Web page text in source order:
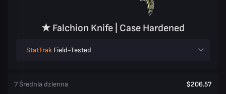
★ Falchion Knife | Case Hardened
StatTrak Field-Tested
7 Średnia dzienna $206.57